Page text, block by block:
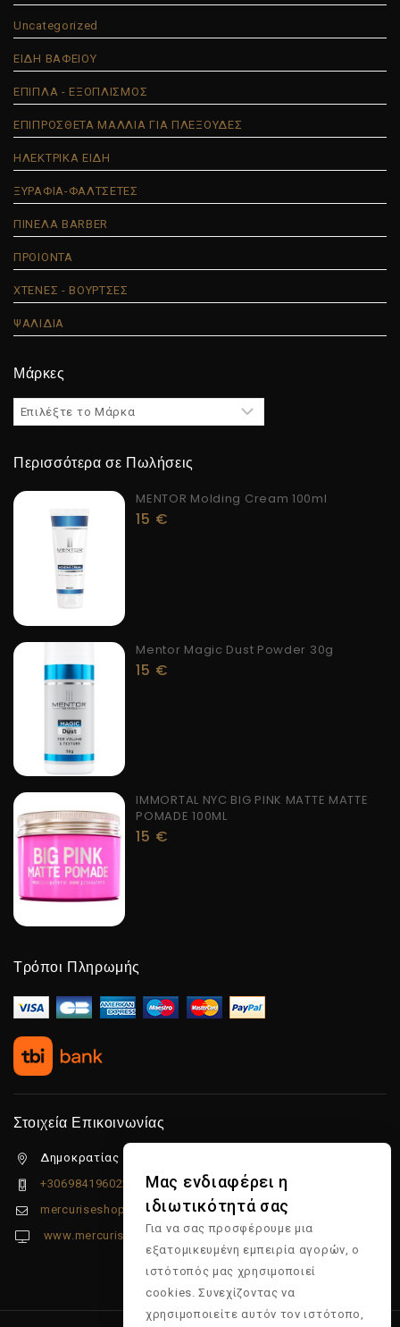
Uncategorized
ΕΙΔΗ ΒΑΦΕΙΟΥ
ΕΠΙΠΛΑ - ΕΞΟΠΛΙΣΜΟΣ
ΕΠΙΠΡΟΣΘΕΤΑ ΜΑΛΛΙΑ ΓΙΑ ΠΛΕΞΟΥΔΕΣ
ΗΛΕΚΤΡΙΚΑ ΕΙΔΗ
ΞΥΡΑΦΙΑ-ΦΑΛΤΣΕΤΕΣ
ΠΙΝΕΛΑ BARBER
ΠΡΟΙΟΝΤΑ
ΧΤΕΝΕΣ - ΒΟΥΡΤΣΕΣ
ΨΑΛΙΔΙΑ
Μάρκες
Περισσότερα σε Πωλήσεις
MENTOR Molding Cream 100ml
15 €
Mentor Magic Dust Powder 30g
15 €
IMMORTAL NYC BIG PINK MATTE MATTE
POMADE 100ML
15 €
Τρόποι Πληρωμής
Στοιχεία Επικοινωνίας
Δημοκρατίας 5β Λιμένας Χερσονήσου, 70014
+306984196022
mercuriseshop@gmail.com
www.mercuriseshop.gr
Μας ενδιαφέρει η
ιδιωτικότητά σας
Για να σας προσφέρουμε μια
εξατομικευμένη εμπειρία αγορών, ο
ιστότοπός μας χρησιμοποιεί
cookies. Συνεχίζοντας να
χρησιμοποιείτε αυτόν τον ιστότοπο,